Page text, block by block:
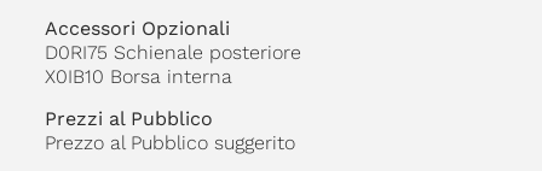
Accessori Opzionali
D0RI75 Schienale posteriore
X0IB10 Borsa interna
Prezzi al Pubblico
Prezzo al Pubblico suggerito